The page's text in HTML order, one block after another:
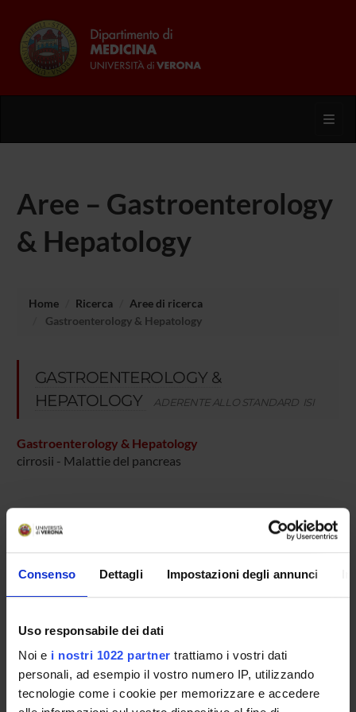
Consenso Dettagli Impostazioni degli annunci
Uso responsabile dei dati
Noi e i nostri 1022 partner trattiamo i vostri dati
personali, ad esempio il vostro numero IP, utilizzando
tecnologie come i cookie per memorizzare e accedere
Aree – Gastroenterology
& Hepatology
Home Ricerca
Aree di ricerca
Gastroenterology & Hepatology
GASTROENTEROLOGY &
HEPATOLOGY
ADERENTE ALLO STANDARD ISI
Gastroenterology & Hepatology
cirrosii - Malattie del pancreas
ATTIVITÀ
DOTTORATI DI RICERCA